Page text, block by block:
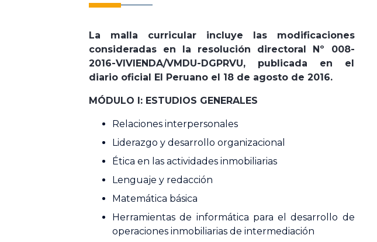
La malla curricular incluye las modificaciones
consideradas en la resolución directoral Nº 008-
2016-VIVIENDA/VMDU-DGPRVU, publicada en el
diario oficial El Peruano el 18 de agosto de 2016.
MÓDULO I: ESTUDIOS GENERALES
Relaciones interpersonales
Liderazgo y desarrollo organizacional
Ética en las actividades inmobiliarias
Lenguaje y redacción
Matemática básica
Herramientas de informática para el desarrollo de
operaciones inmobiliarias de intermediación